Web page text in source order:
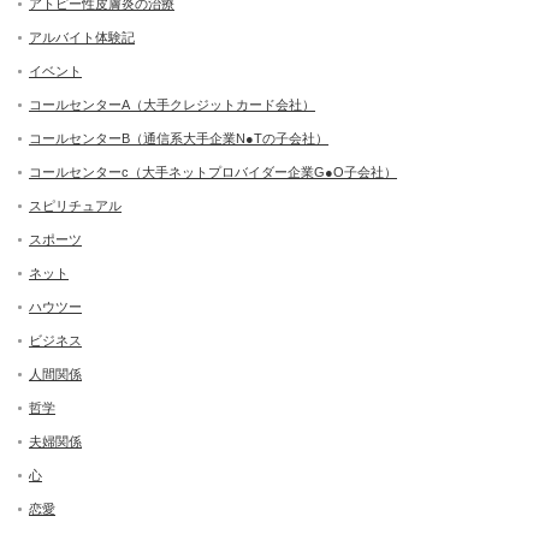
アトピー性皮膚炎の治療
アルバイト体験記
イベント
コールセンターA（大手クレジットカード会社）
コールセンターB（通信系大手企業N●Tの子会社）
コールセンターc（大手ネットプロバイダー企業G●O子会社）
スピリチュアル
スポーツ
ネット
ハウツー
ビジネス
人間関係
哲学
夫婦関係
心
恋愛